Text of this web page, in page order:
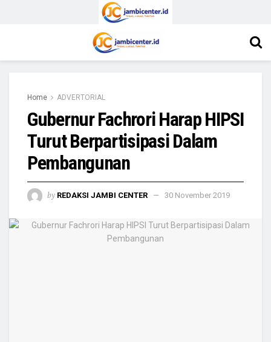
Home ADVERTORIAL
Gubernur Fachrori Harap HIPSI
Turut Berpartisipasi Dalam
Pembangunan
by REDAKSI JAMBI CENTER 30 November 2019